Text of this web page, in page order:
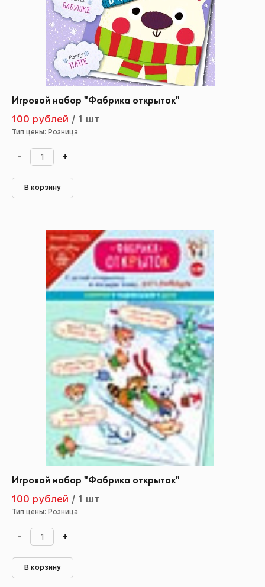
Игровой набор "Фабрика открыток"
100 рублей / 1 шт
Тип цены: Розница
- +
В корзину
Игровой набор "Фабрика открыток"
100 рублей / 1 шт
Тип цены: Розница
- +
В корзину